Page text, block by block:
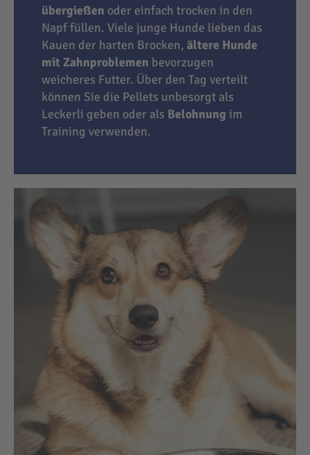
übergießen oder einfach trocken in den
Napf füllen. Viele junge Hunde lieben das
Kauen der harten Brocken, ältere Hunde
mit Zahnproblemen bevorzugen
weicheres Futter. Über den Tag verteilt
können Sie die Pellets unbesorgt als
Leckerli geben oder als Belohnung im
Training verwenden.